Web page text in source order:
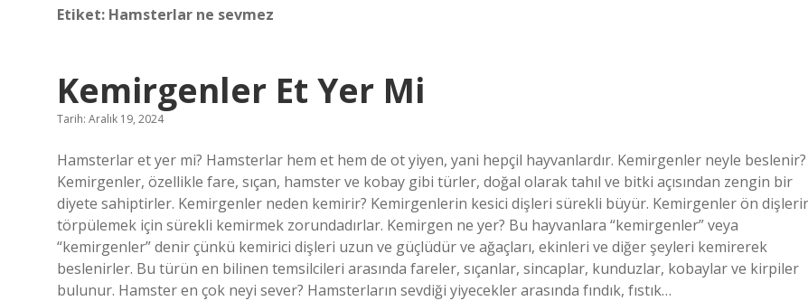
Etiket: Hamsterlar ne sevmez
Kemirgenler Et Yer Mi
Tarih: Aralık 19, 2024
Hamsterlar et yer mi? Hamsterlar hem et hem de ot yiyen, yani hepçil hayvanlardır. Kemirgenler neyle beslenir?
Kemirgenler, özellikle fare, sıçan, hamster ve kobay gibi türler, doğal olarak tahıl ve bitki açısından zengin bir
diyete sahiptirler. Kemirgenler neden kemirir? Kemirgenlerin kesici dişleri sürekli büyür. Kemirgenler ön
törpülemek için sürekli kemirmek zorundadırlar. Kemirgen ne yer? Bu hayvanlara “kemirgenler” veya
“kemirgenler” denir çünkü kemirici dişleri uzun ve güçlüdür ve ağaçları, ekinleri ve diğer şeyleri kemirerek
beslenirler. Bu türün en bilinen temsilcileri arasında fareler, sıçanlar, sincaplar, kunduzlar, kobaylar ve kirpiler
bulunur. Hamster en çok neyi sever? Hamsterların sevdiği yiyecekler arasında fındık, fıstık…